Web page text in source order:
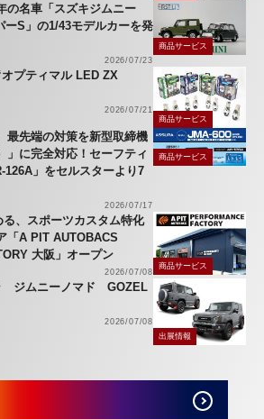
の名車「スズキジムニー
ーS」の1/43モデルカーを発
2026/07/23
商品サービス
プティマル LED ZX
2026/07/21
商品サービス
最先端の対策を新型取締機
」に完全対応！セーフティ
126A」をセルスターより7
2026/07/17
商品サービス
、スポーツカスタム特化
「A PIT AUTOBACS
大阪」オープン
2026/07/08
商品サービス
ジムニーノマド GOZEL
2026/07/08
出展情報